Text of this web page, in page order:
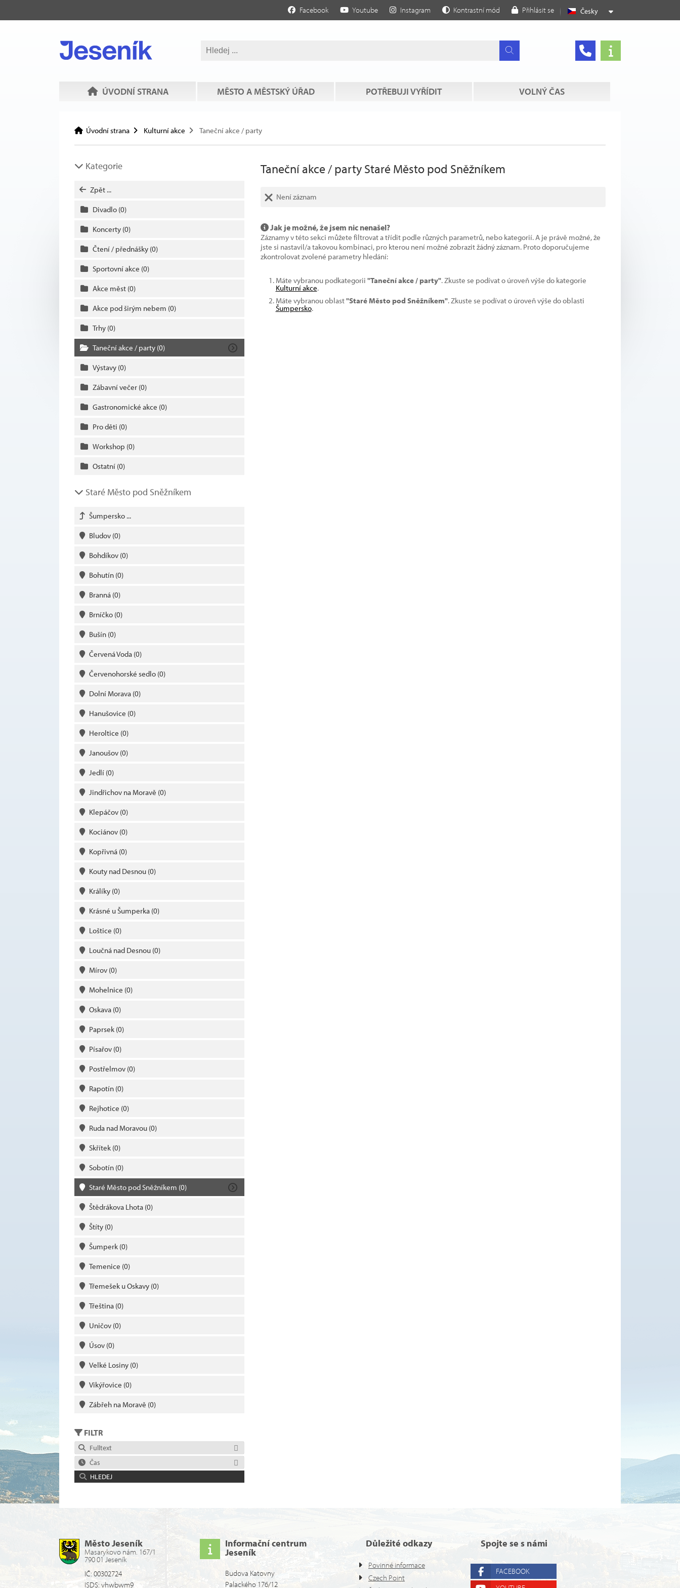
Česky
Facebook Youtube Instagram Kontrastní mód Přihlásit se
ÚVODNÍ STRANA MĚSTO A MĚSTSKÝ ÚŘAD POTŘEBUJI VYŘÍDIT VOLNÝ ČAS
Úvodní strana Kulturní akce Taneční akce / party
Kategorie
Zpět ...
Divadlo (0)
Koncerty (0)
Čtení / přednášky (0)
Sportovní akce (0)
Akce měst (0)
Akce pod širým nebem (0)
Trhy (0)
Taneční akce / party (0)
Výstavy (0)
Zábavní večer (0)
Gastronomické akce (0)
Pro děti (0)
Workshop (0)
Ostatní (0)
Staré Město pod Sněžníkem
Šumpersko ...
Bludov (0)
Bohdíkov (0)
Bohutín (0)
Branná (0)
Brníčko (0)
Bušín (0)
Červená Voda (0)
Červenohorské sedlo (0)
Dolní Morava (0)
Hanušovice (0)
Heroltice (0)
Janoušov (0)
Jedlí (0)
Jindřichov na Moravě (0)
Klepáčov (0)
Kociánov (0)
Kopřivná (0)
Kouty nad Desnou (0)
Králíky (0)
Krásné u Šumperka (0)
Loštice (0)
Loučná nad Desnou (0)
Mírov (0)
Mohelnice (0)
Oskava (0)
Paprsek (0)
Písařov (0)
Postřelmov (0)
Rapotín (0)
Rejhotice (0)
Ruda nad Moravou (0)
Skřítek (0)
Sobotín (0)
Staré Město pod Sněžníkem (0)
Štědrákova Lhota (0)
Štíty (0)
Šumperk (0)
Temenice (0)
Třemešek u Oskavy (0)
Třeština (0)
Uničov (0)
Úsov (0)
Velké Losiny (0)
Vikýřovice (0)
Zábřeh na Moravě (0)
FILTR
Fulltext
Čas
HLEDEJ
Taneční akce / party Staré Město pod Sněžníkem
Není záznam
Jak je možné, že jsem nic nenašel?
Záznamy v této sekci můžete filtrovat a třídit podle různých parametrů, nebo kategorií. A je právě možné, že
jste si nastavil/a takovou kombinaci, pro kterou není možné zobrazit žádný záznam. Proto doporučujeme
zkontrolovat zvolené parametry hledání:
Máte vybranou podkategorii "Taneční akce / party". Zkuste se podívat o úroveň výše do kategorie
Kulturní akce.
Máte vybranou oblast"Staré Město pod Sněžníkem". Zkuste se podívat o úroveň výše do oblasti
Šumpersko.
Město Jeseník
Masarykovo nám. 167/1
790 01 Jeseník
IČ: 00302724
ISDS: vhwbwm9
Informační centrum
Jeseník
Budova Katovny
Palackého 176/12
Důležité odkazy
Povinné informace
Czech Point
Spojte se s námi
FACEBOOK